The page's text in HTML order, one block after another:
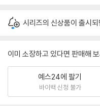
시리즈의 신상품이 출시
이미 소장하고 있다면 판매해
예스24에 팔기
바이백 신청 불가